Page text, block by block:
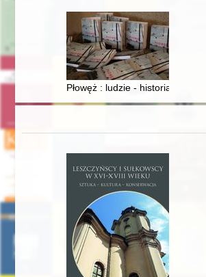
Płowęż : ludzie - historia - zabytki